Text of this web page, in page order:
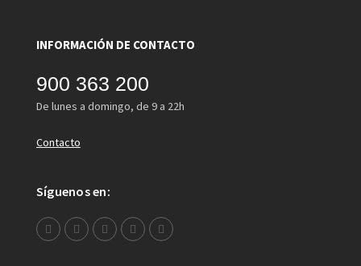
INFORMACIÓN DE CONTACTO
900 363 200
De lunes a domingo, de 9 a 22h
Contacto
Síguenos en: